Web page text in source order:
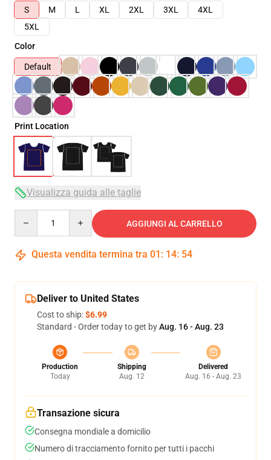
S
M L XL 2XL 3XL
4XL
5XL
Color
Default
Print Location
Visualizza guida alle taglie
AGGIUNGI AL CARRELLO
Questa vendita termina tra 01 : 14: 54
Deliver to United States
Cost to ship:$6.99
Standard - Order today to get byAug. 16 - Aug. 23
Production
Today
Shipping
Aug. 12
Delivered
Aug. 16 - Aug. 23
Transazione sicura
Consegna mondiale a domicilio
Numero di tracciamento fornito per tutti i pacchi